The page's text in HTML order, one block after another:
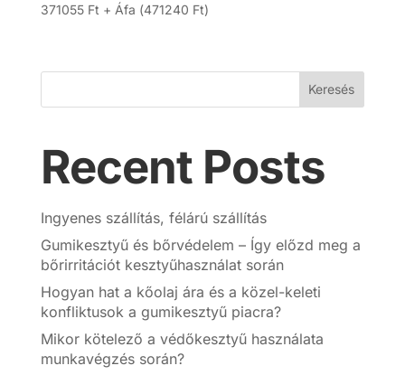
371055 Ft + Áfa (471240 Ft)
Keresés
Recent Posts
Ingyenes szállítás, félárú szállítás
Gumikesztyű és bőrvédelem – Így előzd meg a
bőrirritációt kesztyűhasználat során
Hogyan hat a kőolaj ára és a közel-keleti
konfliktusok a gumikesztyű piacra?
Mikor kötelező a védőkesztyű használata
munkavégzés során?